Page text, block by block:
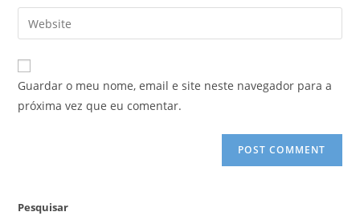
comment
email
address
comment
Enter
your
website
URL
Guardar o meu nome, email e site neste navegador para a
próxima vez que eu comentar.
Pesquisar